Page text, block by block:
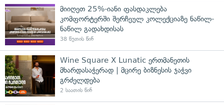
მიიღეთ 25%-იანი ფასდაკლება
კომფორტერში შერჩეულ კოლექციაზე ნაწილ-
ნაწილ გადახდისას
38 წუთის წინ
Wine Square X Lunatic ერთმანეთის
მხარდასაჭერად | მცირე ბიზნესის ჯაჭვი
გრძელდება
2 საათის წინ